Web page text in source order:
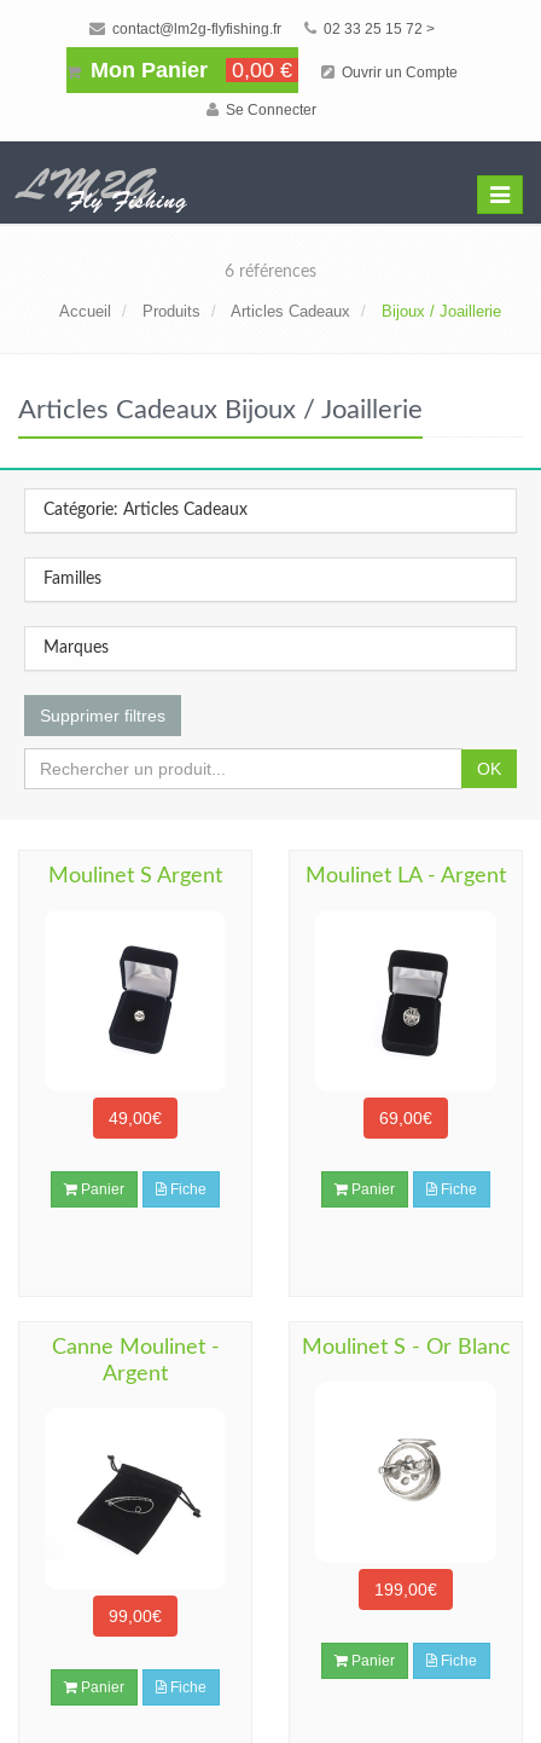
contact@lm2g-flyfishing.fr 02 33 25 15 72 >
Mon Panier 0,00 € Ouvrir un Compte
Se Connecter
Menu
6 références
Accueil Produits Articles Cadeaux Bijoux / Joaillerie
Articles Cadeaux Bijoux / Joaillerie
Catégorie: Articles Cadeaux
Familles
Marques
Supprimer filtres
OK
Moulinet S Argent
49,00€
Panier Fiche
Moulinet LA - Argent
69,00€
Panier Fiche
Canne Moulinet -
Argent
99,00€
Panier Fiche
Moulinet S - Or Blanc
199,00€
Panier Fiche